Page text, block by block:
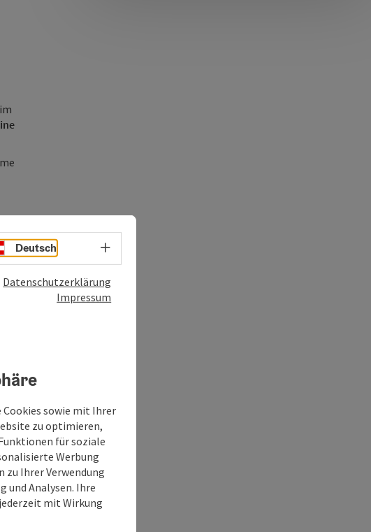
Deutsch Sprachwahl - Menü öffnen
Datenschutzerklärung
Impressum
sowie mit Ihrer
zu optimieren,
für soziale
Werbung
Ihrer Verwendung
und Analysen. Ihre
mit Wirkung